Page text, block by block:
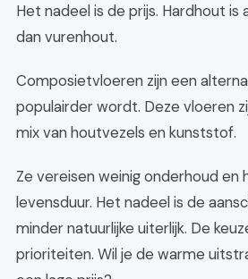
Het nadeel is de prijs. Hardhout is
dan vurenhout.
Composietvloeren zijn een
populairder wordt. Deze vloeren
mix van houtvezels en kunststof.
Ze vereisen weinig onderhoud en
levensduur. Het nadeel is de
minder natuurlijke uiterlijk. De
prioriteiten. Wil je de warme